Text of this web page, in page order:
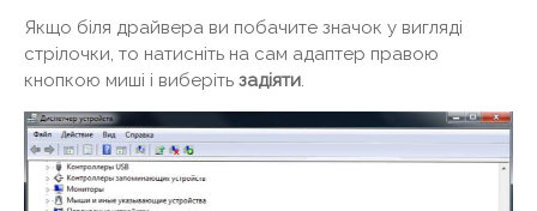
Якщо біля драйвера ви побачите значок у вигляді
стрілочки, то натисніть на сам адаптер правою
кнопкою миші і виберіть задіяти.